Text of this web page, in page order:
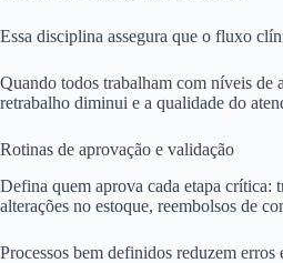
Essa disciplina assegura que o fluxo
Quando todos trabalham com níveis de
retrabalho diminui e a qualidade do
Rotinas de aprovação e validação
Defina quem aprova cada etapa crítica:
alterações no estoque, reembolsos de
Processos bem definidos reduzem erros